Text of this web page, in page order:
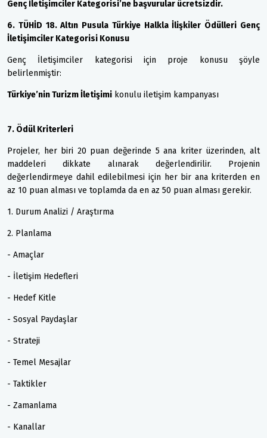
Genç İletişimciler Kategorisi’ne başvurular ücretsizdir.
6. TÜHİD 18. Altın Pusula Türkiye Halkla İlişkiler Ödülleri Genç
İletişimciler Kategorisi Konusu
Genç İletişimciler kategorisi için proje konusu şöyle
belirlenmiştir:
Türkiye’nin Turizm İletişimi konulu iletişim kampanyası
7. Ödül Kriterleri
Projeler, her biri 20 puan değerinde 5 ana kriter üzerinden, alt
maddeleri dikkate alınarak değerlendirilir. Projenin
değerlendirmeye dahil edilebilmesi için her bir ana kriterden en
az 10 puan alması ve toplamda da en az 50 puan alması gerekir.
1. Durum Analizi / Araştırma
2. Planlama
- Amaçlar
- İletişim Hedefleri
- Hedef Kitle
- Sosyal Paydaşlar
- Strateji
- Temel Mesajlar
- Taktikler
- Zamanlama
- Kanallar